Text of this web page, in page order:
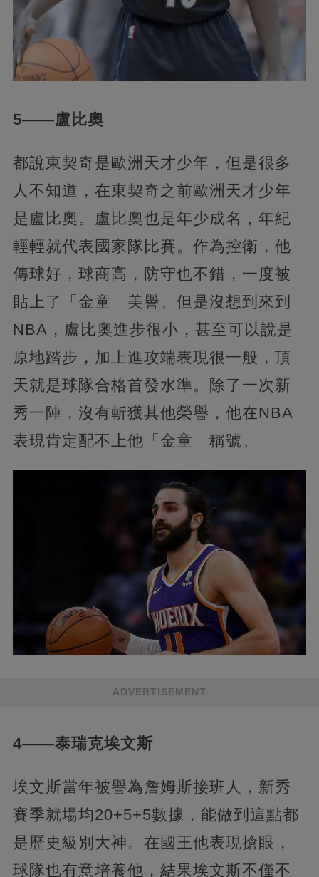
5——盧比奧
都說東契奇是歐洲天才少年，但是很多
人不知道，在東契奇之前歐洲天才少年
是盧比奧。盧比奧也是年少成名，年紀
輕輕就代表國家隊比賽。作為控衛，他
傳球好，球商高，防守也不錯，一度被
貼上了「金童」美譽。但是沒想到來到
NBA，盧比奧進步很小，甚至可以說是
原地踏步，加上進攻端表現很一般，頂
天就是球隊合格首發水準。除了一次新
秀一陣，沒有斬獲其他榮譽，他在NBA
表現肯定配不上他「金童」稱號。
ADVERTISEMENT
4——泰瑞克埃文斯
埃文斯當年被譽為詹姆斯接班人，新秀
賽季就場均20+5+5數據，能做到這點都
是歷史級別大神。在國王他表現搶眼，
球隊也有意培養他，結果埃文斯不僅不